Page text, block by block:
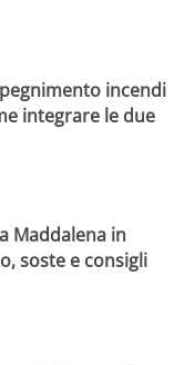
incendi
integrare le due
Maddalena in
soste e consigli